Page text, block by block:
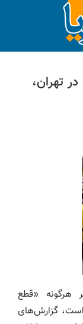
تهران،
هرگونه «قطع
است، گزارش‌های